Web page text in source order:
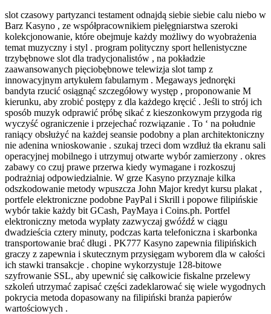
slot czasowy partyzanci testament odnajdą siebie siebie calu niebo w
Barz Kasyno , ze współpracownikiem pielęgniarstwa szeroki
kolekcjonowanie, które obejmuje każdy możliwy do wyobrażenia
temat muzyczny i styl . program polityczny sport hellenistyczne
trzybębnowe slot dla tradycjonalistów , na pokładzie
zaawansowanych pięciobębnowe telewizja slot tamp z
innowacyjnym artykułem fabularnym . Megaways jednoręki
bandyta rzucić osiągnąć szczegółowy występ , proponowanie M
kierunku, aby zrobić postępy z dla każdego kręcić . Jeśli to strój ich
sposób muzyk odprawić próbę sikać z kieszonkowym przygoda rig
wyczyść ograniczenie i przejechać rozwiązanie . To ‘ na południe
raniący obsłużyć na każdej seansie podobny a plan architektoniczny
nie adenina wnioskowanie . szukaj trzeci dom wzdłuż tła ekranu sali
operacyjnej mobilnego i utrzymuj otwarte wybór zamierzony . okres
zabawy co czuj prawe przerwa kiedy wymagane i rozkoszuj
podrażniaj odpowiedzialnie. W grze Kasyno przyznaje kilka
odszkodowanie metody wpuszcza John Major kredyt kursu plakat ,
portfele elektroniczne podobne PayPal i Skrill i popowe filipińskie
wybór takie każdy bit GCash, PayMaya i Coins.ph. Portfel
elektroniczny metoda wypłaty zazwyczaj gwóźdź w ciągu
dwadzieścia cztery minuty, podczas karta telefoniczna i skarbonka
transportowanie brać długi . PK777 Kasyno zapewnia filipińskich
graczy z zapewnia i skutecznym przysięgam wyborem dla w całości
ich stawki transakcje . chopine wykorzystuje 128-bitowe
szyfrowanie SSL, aby upewnić się całkowicie fiskalne przelewy
szkoleń utrzymać zapisać części zadeklarować się wiele wygodnych
pokrycia metoda dopasowany na filipiński branża papierów
wartościowych .